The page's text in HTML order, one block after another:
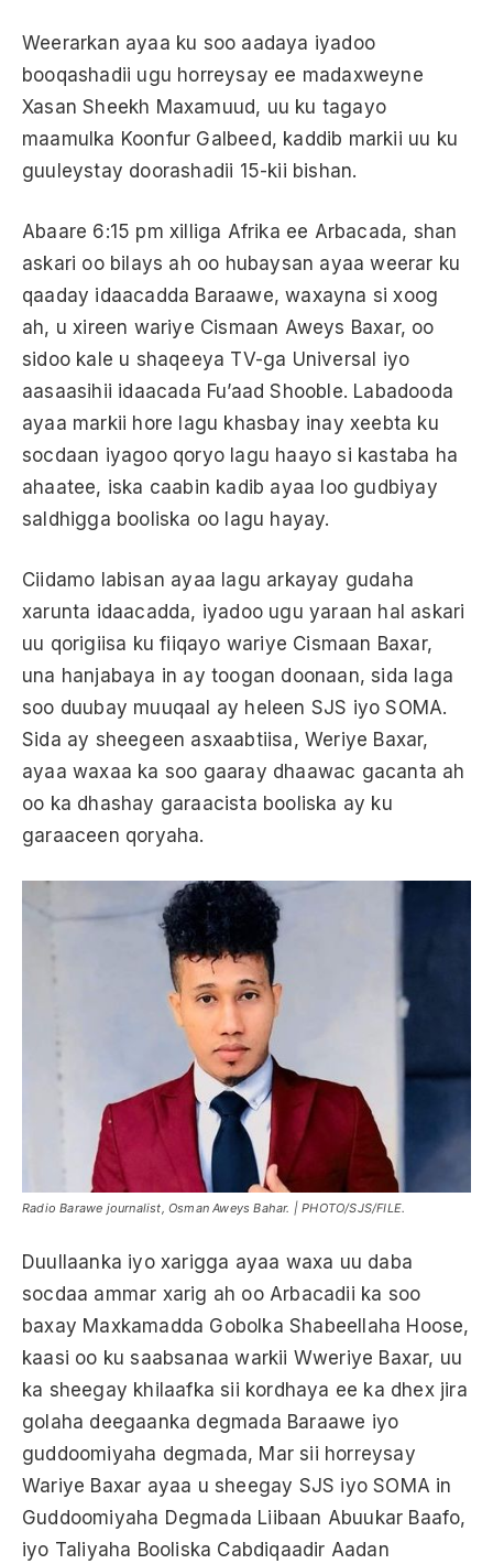
Weerarkan ayaa ku soo aadaya iyadoo
booqashadii ugu horreysay ee madaxweyne
Xasan Sheekh Maxamuud, uu ku tagayo
maamulka Koonfur Galbeed, kaddib markii uu ku
guuleystay doorashadii 15-kii bishan.
Abaare 6:15 pm xilliga Afrika ee Arbacada, shan
askari oo bilays ah oo hubaysan ayaa weerar ku
qaaday idaacadda Baraawe, waxayna si xoog
ah, u xireen wariye Cismaan Aweys Baxar, oo
sidoo kale u shaqeeya TV-ga Universal iyo
aasaasihii idaacada Fu’aad Shooble. Labadooda
ayaa markii hore lagu khasbay inay xeebta ku
socdaan iyagoo qoryo lagu haayo si kastaba ha
ahaatee, iska caabin kadib ayaa loo gudbiyay
saldhigga booliska oo lagu hayay.
Ciidamo labisan ayaa lagu arkayay gudaha
xarunta idaacadda, iyadoo ugu yaraan hal askari
uu qorigiisa ku fiiqayo wariye Cismaan Baxar,
una hanjabaya in ay toogan doonaan, sida laga
soo duubay muuqaal ay heleen SJS iyo SOMA.
Sida ay sheegeen asxaabtiisa, Weriye Baxar,
ayaa waxaa ka soo gaaray dhaawac gacanta ah
oo ka dhashay garaacista booliska ay ku
garaaceen qoryaha.
Radio Barawe journalist, Osman Aweys Bahar. | PHOTO/SJS/FILE.
Duullaanka iyo xarigga ayaa waxa uu daba
socdaa ammar xarig ah oo Arbacadii ka soo
baxay Maxkamadda Gobolka Shabeellaha Hoose,
kaasi oo ku saabsanaa warkii Wweriye Baxar, uu
ka sheegay khilaafka sii kordhaya ee ka dhex jira
golaha deegaanka degmada Baraawe iyo
guddoomiyaha degmada, Mar sii horreysay
Wariye Baxar ayaa u sheegay SJS iyo SOMA in
Guddoomiyaha Degmada Liibaan Abuukar Baafo,
iyo Taliyaha Booliska Cabdiqaadir Aadan